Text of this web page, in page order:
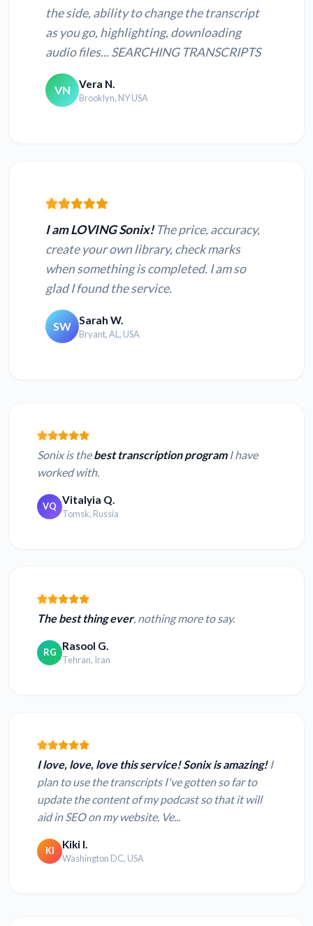
the side, ability to change the transcript
as you go, highlighting, downloading
audio files... SEARCHING TRANSCRIPTS
VN Vera N.
Brooklyn, NY USA
I am LOVING Sonix!The price, accuracy,
create your own library, check marks
when something is completed. I am so
glad I found the service.
SW Sarah W.
Bryant, AL, USA
Sonix is thebest transcription programI have
worked with.
VQ Vitalyia Q.
Tomsk, Russia
The best thing ever, nothing more to say.
RG Rasool G.
Tehran, Iran
I love, love, love this service! Sonix is amazing!I
plan to use the transcripts I've gotten so far to
update the content of my podcast so that it will
aid in SEO on my website. Ve...
KI Kiki I.
Washington DC, USA